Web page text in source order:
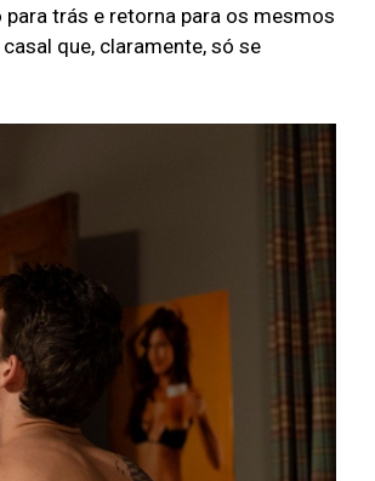
trás e retorna para os mesmos
que, claramente, só se